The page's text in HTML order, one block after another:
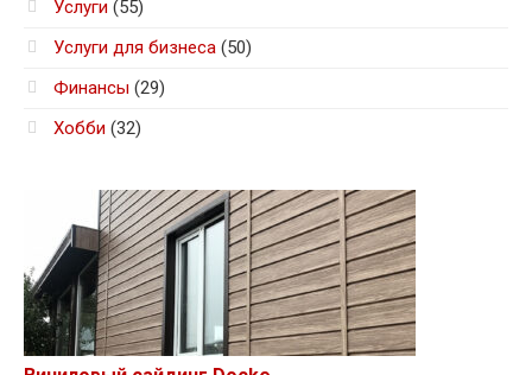
Услуги (55)
Услуги для бизнеса (50)
Финансы (29)
Хобби (32)